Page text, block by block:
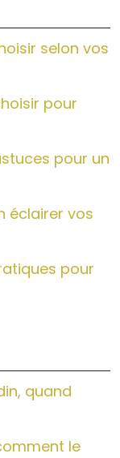
selon vos
pour
pour un
éclairer vos
pour
quand
le